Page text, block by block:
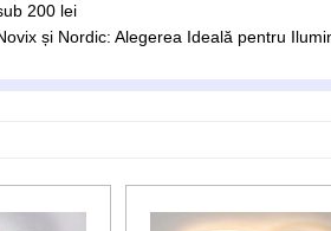
200 lei
și Nordic: Alegerea Ideală pentru